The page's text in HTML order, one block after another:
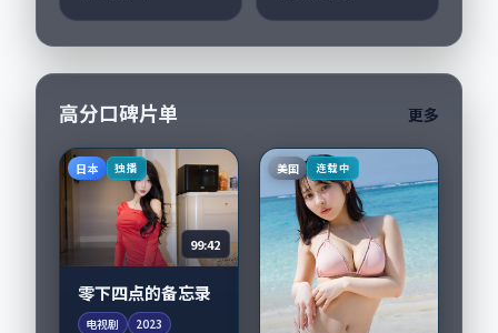
高分口碑片单 更多
日本 独播
99:42
零下四点的备忘录
电视剧 2023
美国 连载中